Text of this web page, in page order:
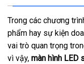
Trong các chương
phẩm hay sự kiện
vai trò quan trọng
vì vậy, màn hình LED